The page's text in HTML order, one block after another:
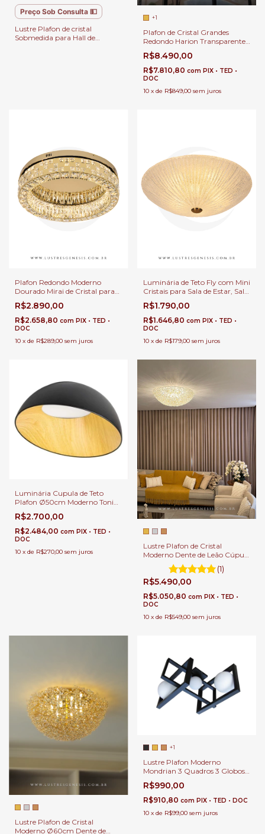
Preço Sob Consulta 💵
Lustre Plafon de cristal
Sobmedida para Hall de
+1
Plafon de Cristal Grandes
Redondo Harion Transparente
para Sala Jantar | Sala de Estar
| Hall de Entrada | Quartos
R$8.490,00
R$7.810,80 com PIX • TED •
DOC
10 x de R$849,00 sem juros
Plafon Redondo Moderno
Dourado Mirai de Cristal para
Sala de Estar, Sala de TV,
Escritórios, Quartos, Quarto
Infantil, Lavabos e Banheiros
R$2.890,00
R$2.658,80 com PIX • TED •
DOC
10 x de R$289,00 sem juros
Luminária de Teto Fly com Mini
Cristais para Sala de Estar, Sala
de TV, Escritórios, Quartos,
Quarto Infantil, Lavabos e
Banheiros
R$1.790,00
R$1.646,80 com PIX • TED •
DOC
10 x de R$179,00 sem juros
Luminária Cupula de Teto
Plafon Ø50cm Moderno Tonia
Preto e Madeira para Quartos,
Sala de Estar, Hall de Entrada,
Escritório e Sala de Jantar
R$2.700,00
R$2.484,00 com PIX • TED •
DOC
10 x de R$270,00 sem juros
Lustre Plafon de Cristal
Moderno Dente de Leão Cúpula
Ø80cm para Suíte Masters,
Closet, Quartos e Sala de Estar
e Hall
(1)
R$5.490,00
R$5.050,80 com PIX • TED •
DOC
10 x de R$549,00 sem juros
Lustre Plafon de Cristal
Moderno Ø60cm Dente de
+1
Lustre Plafon Moderno
Mondrian 3 Quadros 3 Globos
Leitoso para Sala de Jantar e
Estar
R$990,00
R$910,80 com PIX • TED • DOC
10 x de R$99,00 sem juros